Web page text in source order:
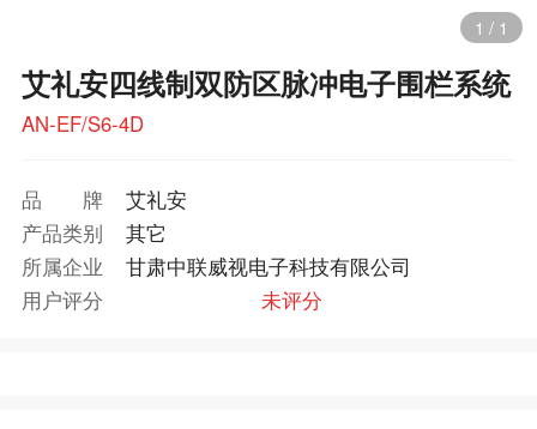
1 / 1
艾礼安四线制双防区脉冲电子围栏系统
AN-EF/S6-4D
品牌
艾礼安
产品类别
其它
所属企业
甘肃中联威视电子科技有限公司
用户评分
未评分